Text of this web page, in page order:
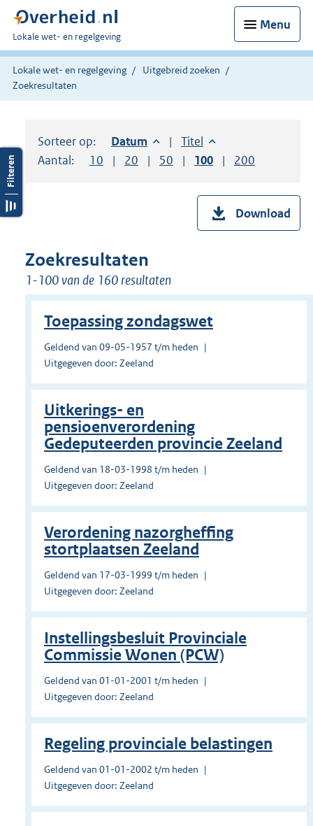
Menu
U
bent
hier:
Lokale wet- en regelgeving
Lokale wet- en regelgeving
Uitgebreid zoeken
Zoekresultaten
Sorteer op: Sorteer op:
Datum aflopendSorteer op:
Titel oplopend
Aantal:
Toon
10 resultaten per pagina
Toon
20 resultaten per pagina
Toon
50 resultaten per pagina
Toon
100 resultaten per
Toon
200
Download
Zoekresultaten
1-100 van de 160 resultaten
Toepassing zondagswet
Geldend van 09-05-1957 t/m heden
Uitgegeven door: Zeeland
Uitkerings- en
pensioenverordening
Gedeputeerden provincie Zeeland
Geldend van 18-03-1998 t/m heden
Uitgegeven door: Zeeland
Verordening nazorgheffing
stortplaatsen Zeeland
Geldend van 17-03-1999 t/m heden
Uitgegeven door: Zeeland
Instellingsbesluit Provinciale
Commissie Wonen (PCW)
Geldend van 01-01-2001 t/m heden
Uitgegeven door: Zeeland
Regeling provinciale belastingen
Geldend van 01-01-2002 t/m heden
Uitgegeven door: Zeeland